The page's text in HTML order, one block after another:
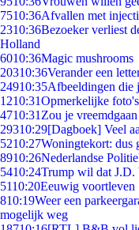
7510:36Afvallen met
2310:36Bezoeker verliest
Holland
6010:36Magic mushrooms
20310:36Verander een
24910:35Afbeeldingen die
1210:31Opmerkelijke
4710:31 Zou je
29310:29[Dagboek] Veel
5210:27Woningtekort: dus
8910:26Nederlandse
5410:24Trump wil dat J.D.
5110:20Eeuwig voortleven
810:19Weer een
mogelijk weg